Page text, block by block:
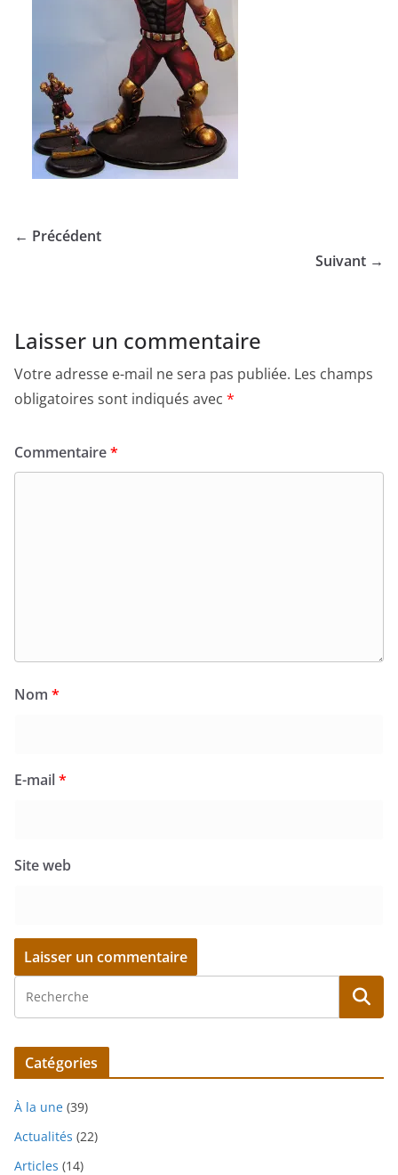
← Précédent
Suivant →
Laisser un commentaire
Votre adresse e-mail ne sera pas publiée. Les champs
obligatoires sont indiqués avec *
Commentaire*
Nom *
E-mail*
Site web
Catégories
À la une (39)
Actualités (22)
Articles (14)